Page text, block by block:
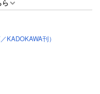
KADOKAWA刊）